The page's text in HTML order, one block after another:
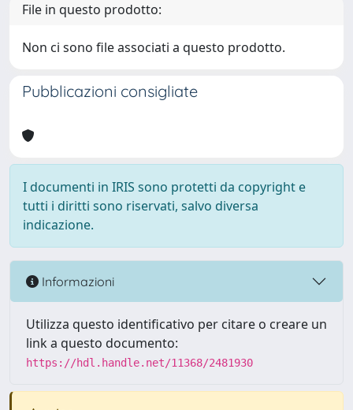
File in questo prodotto:
Non ci sono file associati a questo prodotto.
Pubblicazioni consigliate
I documenti in IRIS sono protetti da copyright e
tutti i diritti sono riservati, salvo diversa
indicazione.
Informazioni
Utilizza questo identificativo per citare o creare un
link a questo documento:
https://hdl.handle.net/11368/2481930